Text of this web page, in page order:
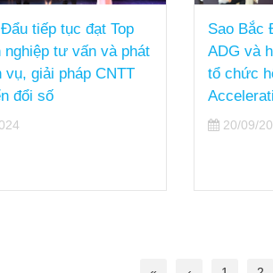
tiếp tục đạt Top
nghiệp tư vấn và phát
vụ, giải pháp CNTT
đổi số
Sao Bắc
ADG và
tổ chức
20/09/